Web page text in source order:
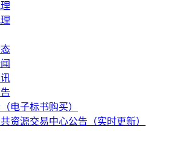
电子标书购买）
资源交易中心公告（实时更新）